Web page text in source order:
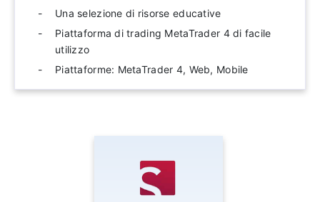
Una selezione di risorse educative
Piattaforma di trading MetaTrader 4 di facile
utilizzo
Piattaforme: MetaTrader 4, Web, Mobile